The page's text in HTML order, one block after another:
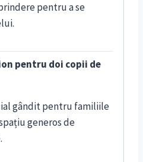
pentru a se
pentru doi copii de
gândit pentru familiile
generos de